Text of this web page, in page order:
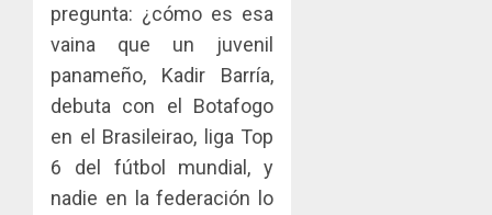
pregunta: ¿cómo es esa
vaina que un juvenil
panameño, Kadir Barría,
debuta con el Botafogo
en el Brasileirao, liga Top
6 del fútbol mundial, y
nadie en la federación lo